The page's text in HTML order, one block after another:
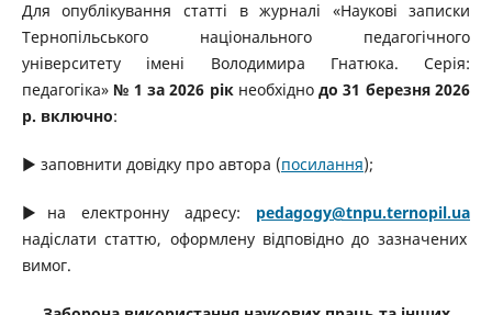
Для опублікування статті в журналі «Наукові записки
Тернопільського національного педагогічного
університету імені Володимира Гнатюка. Серія:
педагогіка»№ 1 за 2026 рікнеобхіднодо 31 березня 2026
р. включно:
▶ заповнити довідку про автора (посилання);
▶на електронну адресу: pedagogy@tnpu.ternopil.ua
надіслати статтю, оформлену відповідно до зазначених
вимог.